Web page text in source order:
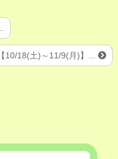
【10/18(土)～11/9(月)】...